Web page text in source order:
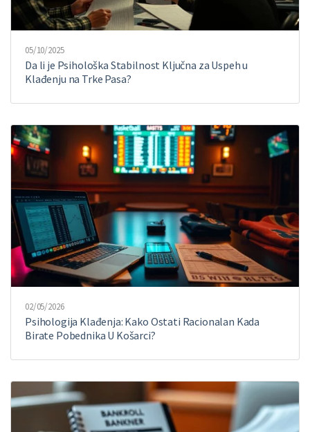
05/10/2025
Da li je Psihološka Stabilnost Ključna za Uspeh u
Klađenju na Trke Pasa?
02/05/2026
Psihologija Klađenja: Kako Ostati Racionalan Kada
Birate Pobednika U Košarci?